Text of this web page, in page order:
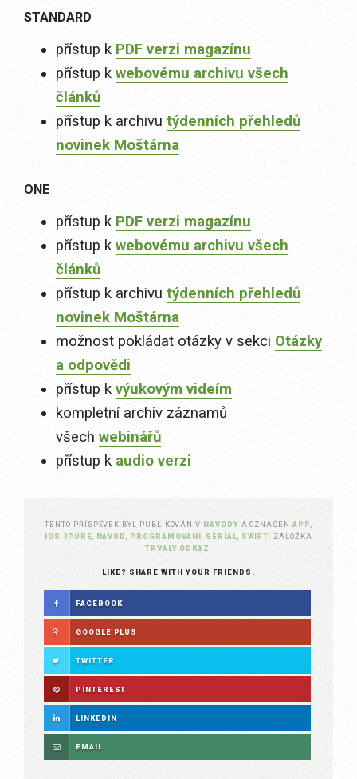
STANDARD
přístup k PDF verzi magazínu
přístup k webovému archivu všech
článků
přístup k archivu týdenních přehledů
novinek Moštárna
ONE
přístup k PDF verzi magazínu
přístup k webovému archivu všech
článků
přístup k archivu týdenních přehledů
novinek Moštárna
možnost pokládat otázky v sekci Otázky
a odpovědi
přístup k výukovým videím
kompletní archiv záznamů
všech webinářů
přístup k audio verzi
TENTO PŘÍSPĚVEK BYL PUBLIKOVÁN V NÁVODY A OZNAČEN APP
IOS
IPURE NÁVOD PROGRAMOVÁNÍ SERIAL SWIFT
. ZÁLOŽKA
TRVALÝ ODKAZ
LIKE? SHARE WITH YOUR FRIENDS.
FACEBOOK
GOOGLE PLUS
TWITTER
PINTEREST
LINKEDIN
EMAIL